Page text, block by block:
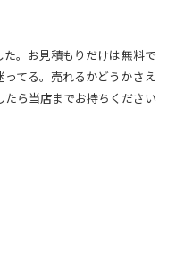
。お見積もりだけは無料で
てる。売れるかどうかさえ
ら当店までお持ちください